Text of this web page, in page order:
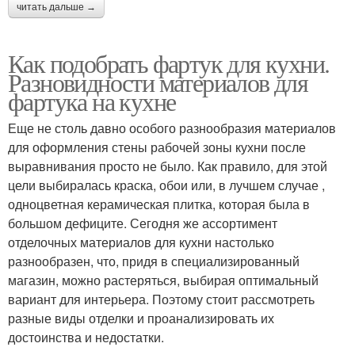
читать дальше →
Как подобрать фартук для кухни.
Разновидности материалов для
фартука на кухне
Еще не столь давно особого разнообразия материалов
для оформления стены рабочей зоны кухни после
выравнивания просто не было. Как правило, для этой
цели выбиралась краска, обои или, в лучшем случае ,
одноцветная керамическая плитка, которая была в
большом дефиците. Сегодня же ассортимент
отделочных материалов для кухни настолько
разнообразен, что, придя в специализированный
магазин, можно растеряться, выбирая оптимальный
вариант для интерьера. Поэтому стоит рассмотреть
разные виды отделки и проанализировать их
достоинства и недостатки.